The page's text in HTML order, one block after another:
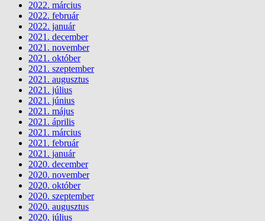
2022. március
2022. február
2022. január
2021. december
2021. november
2021. október
2021. szeptember
2021. augusztus
2021. július
2021. június
2021. május
2021. április
2021. március
2021. február
2021. január
2020. december
2020. november
2020. október
2020. szeptember
2020. augusztus
2020. július